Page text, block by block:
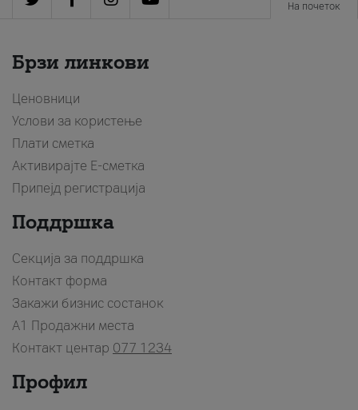
На почеток
Брзи линкови
Ценовници
Услови за користење
Плати сметка
Активирајте Е-сметка
Припејд регистрација
Поддршка
Секција за поддршка
Контакт форма
Закажи бизнис состанок
A1 Продажни места
Контакт центар 077 1234
Профил